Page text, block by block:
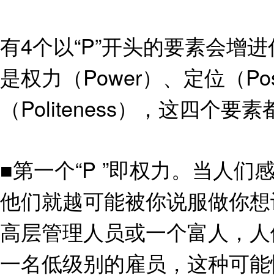
有4个以“P”开头的要素会增
是权力（Power）、定位（
（Politeness），这四个要
■第一个“P ”即权力。当人们
他们就越可能被你说服做你
高层管理人员或一个富人，
一名低级别的雇员，这种可